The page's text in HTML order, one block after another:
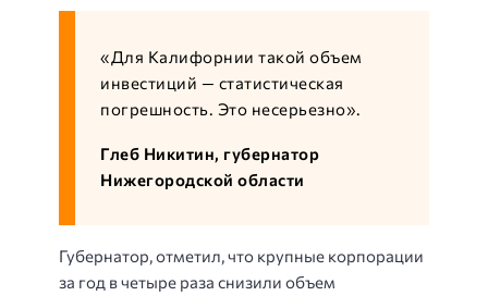
«Для Калифорнии такой объем
инвестиций — статистическая
погрешность. Это несерьезно».
Глеб Никитин, губернатор
Нижегородской области
Губернатор, отметил, что крупные корпорации
за год в четыре раза снизили объем